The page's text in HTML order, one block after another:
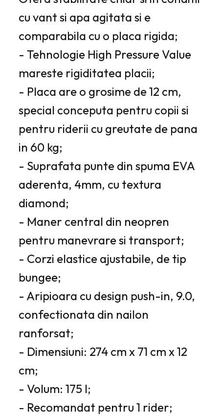
cu vant si apa agitata si e
comparabila cu o placa rigida;
- Tehnologie High Pressure Value
mareste rigiditatea placii;
- Placa are o grosime de 12 cm,
special conceputa pentru copii si
pentru riderii cu greutate de pana
in 60 kg;
- Suprafata punte din spuma EVA
aderenta, 4mm, cu textura
diamond;
- Maner central din neopren
pentru manevrare si transport;
- Corzi elastice ajustabile, de tip
bungee;
- Aripioara cu design push-in, 9.0,
confectionata din nailon
ranforsat;
- Dimensiuni: 274 cm x 71 cm x 12
cm;
- Volum: 175 l;
- Recomandat pentru 1 rider;